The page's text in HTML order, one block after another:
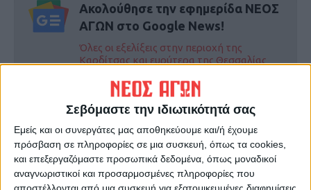
Σεβόμαστε την ιδιωτικότητά σας
Εμείς και οι συνεργάτες μας αποθηκεύουμε και/ή έχουμε
πρόσβαση σε πληροφορίες σε μια συσκευή, όπως τα cookies,
και επεξεργαζόμαστε προσωπικά δεδομένα, όπως μοναδικοί
αναγνωριστικοί και προσαρμοσμένες πληροφορίες που
Ακολούθησε την εφημερίδα ΝΕΟΣ
ΑΓΩΝ στο Google News!
Όλες οι εξελίξεις στην περιοχή της
Καρδίτσας και ευρύτερα της Θεσσαλίας
ΠΡΟΗΓΟΥΜΕΝΟ ΑΡΘΡΟ
Ηχηρό μήνυμα για την
προστασία της υγείας και για
σύγχρονο δημόσιο δωρεάν
ΕΠΟΜΕΝΟ ΑΡΘΡΟ
Το Φλεβάρη η έναρξη της
δοκιμαστικής λειτουργίας
του έργου ύδρευσης από τη
Λίμνη Σμοκόβου